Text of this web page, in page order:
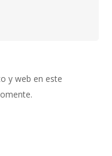
y web en este